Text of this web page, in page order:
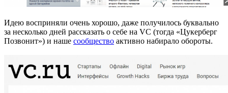
Идею восприняли очень хорошо, даже получилось буквально
за несколько дней рассказать о себе на VC (тогда «Цукерберг
Позвонит») и наше сообщество активно набирало обороты.